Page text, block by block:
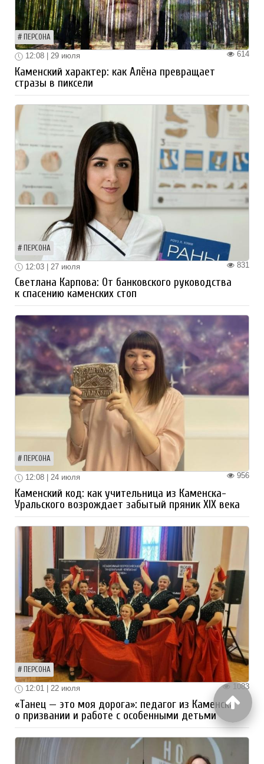
ПЕРСОНА
614
12:08 | 29 июля
Каменский характер: как Алёна превращает
стразы в пиксели
ПЕРСОНА
831
12:03 | 27 июля
Светлана Карпова: От банковского руководства
к спасению каменских стоп
ПЕРСОНА
956
12:08 | 24 июля
Каменский код: как учительница из Каменска-
Уральского возрождает забытый пряник XIX века
ПЕРСОНА
1083
12:01 | 22 июля
«Танец — это моя дорога»: педагог из Каменска
о призвании и работе с особенными детьми